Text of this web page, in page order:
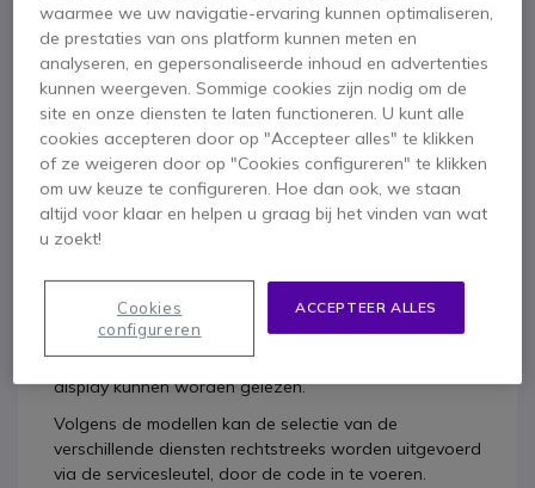
Optipoint 500 Basic *Refurb*
Met een goed doordacht ontwerp biedt de Optipoint
500 snelle en eenvoudige toegang tot de functies van
de Hipath TM / ICOM-systemen.
Het meest kenmerkend zijn de 3 dialoogtoetsen van
het besturingssysteem, die samen met de indicaties op
gebruiker zorgen. Door de verlichting van de toetsen
kan de gebruiker bovendien de geactiveerde functies
visualiseren. De verschillende bedieningsfuncties zijn
duidelijk onderverdeeld in submenu's, die op het
display kunnen worden gelezen.
Volgens de modellen kan de selectie van de
verschillende diensten rechtstreeks worden uitgevoerd
via de servicesleutel, door de code in te voeren.
waarmee we uw navigatie-ervaring kunnen optimaliseren,
de prestaties van ons platform kunnen meten en
analyseren, en gepersonaliseerde inhoud en advertenties
kunnen weergeven. Sommige cookies zijn nodig om de
site en onze diensten te laten functioneren. U kunt alle
cookies accepteren door op "Accepteer alles" te klikken
of ze weigeren door op "Cookies configureren" te klikken
om uw keuze te configureren. Hoe dan ook, we staan
altijd voor klaar en helpen u graag bij het vinden van wat
u zoekt!
ACCEPTEER ALLES
Cookies
configureren